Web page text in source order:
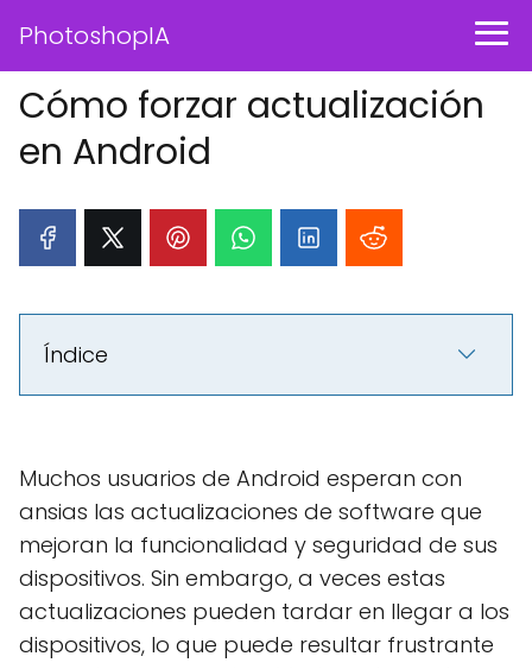
PhotoshopIA
Cómo forzar actualización
en Android
Índice
Muchos usuarios de Android esperan con
ansias las actualizaciones de software que
mejoran la funcionalidad y seguridad de sus
dispositivos. Sin embargo, a veces estas
actualizaciones pueden tardar en llegar a los
dispositivos, lo que puede resultar frustrante